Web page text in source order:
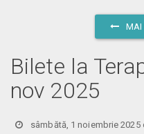
MAI
Bilete la
nov 2025
sâmbătă, 1 noiembrie 2025